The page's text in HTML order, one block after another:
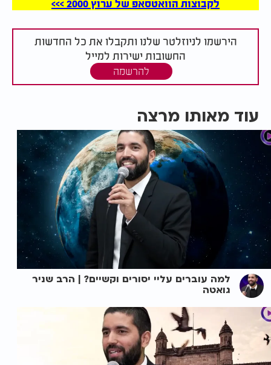
לקבוצות הוואטסאפ של ערוץ 2000 >>>
הירשמו לניוזלטר שלנו ותקבלו את כל החדשות
החשובות ישירות למייל
להרשמה
עוד מאותו מרצה
למה עוברים עליי יסורים וקשיים? | הרב שניר
גואטה